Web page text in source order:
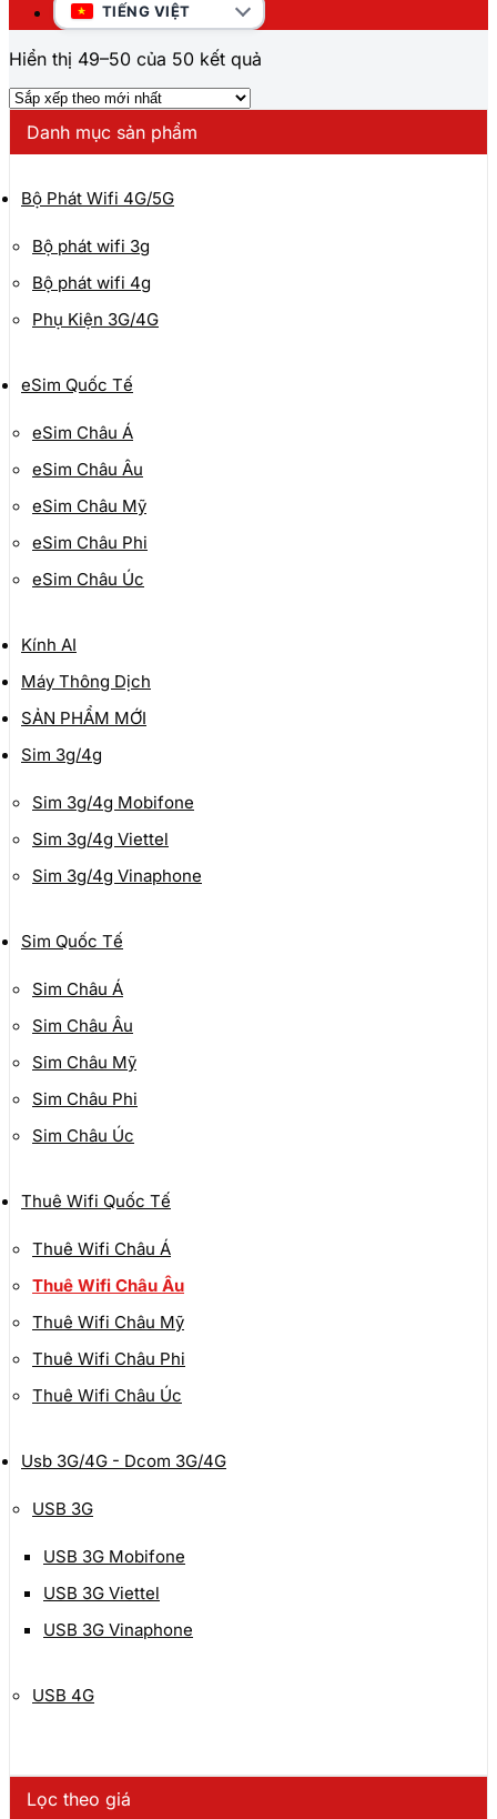
TIẾNG VIỆT
Hiển thị 49–50 của 50 kết quả
Danh mục sản phẩm
Bộ Phát Wifi 4G/5G
Bộ phát wifi 3g
Bộ phát wifi 4g
Phụ Kiện 3G/4G
eSim Quốc Tế
eSim Châu Á
eSim Châu Âu
eSim Châu Mỹ
eSim Châu Phi
eSim Châu Úc
Kính AI
Máy Thông Dịch
SẢN PHẨM MỚI
Sim 3g/4g
Sim 3g/4g Mobifone
Sim 3g/4g Viettel
Sim 3g/4g Vinaphone
Sim Quốc Tế
Sim Châu Á
Sim Châu Âu
Sim Châu Mỹ
Sim Châu Phi
Sim Châu Úc
Thuê Wifi Quốc Tế
Thuê Wifi Châu Á
Thuê Wifi Châu Âu
Thuê Wifi Châu Mỹ
Thuê Wifi Châu Phi
Thuê Wifi Châu Úc
Usb 3G/4G - Dcom 3G/4G
USB 3G
USB 3G Mobifone
USB 3G Viettel
USB 3G Vinaphone
USB 4G
Lọc theo giá